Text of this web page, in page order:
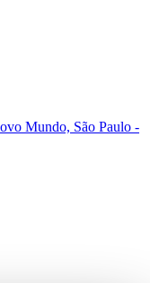
Mundo, São Paulo -